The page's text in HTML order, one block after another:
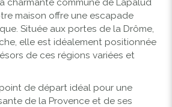
charmante commune de Lapalud
maison offre une escapade
Située aux portes de la Drôme,
elle est idéalement positionnée
de ces régions variées et
de départ idéal pour une
de la Provence et de ses